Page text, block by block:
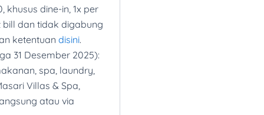
hingga 31 Juli 2025):
(Periode hingga 31 Juli
dan cicilan 0%
31 Mei 2025):
khusus dine-in, 1x per
dan tidak digabung
ketentuan disini.
31 Desember 2025):
spa, laundry,
Villas & Spa,
atau via